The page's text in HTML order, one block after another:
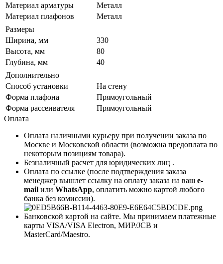
Материал арматуры
Металл
Материал плафонов
Металл
Размеры
Ширина, мм
330
Высота, мм
80
Глубина, мм
40
Дополнительно
Способ установки
На стену
Форма плафона
Прямоугольный
Форма рассеивателя
Прямоугольный
Оплата
Оплата наличными курьеру при получении заказа по
Москве и Московской области (возможна предоплата по
некоторым позициям товара).
Безналичный расчет для юридических лиц .
Оплата по ссылке (после подтверждения заказа
менеджер вышлет ссылку на оплату заказа на ваш e-
mail или WhatsApp, оплатить можно картой любого
банка без комиссии).
Банковской картой на сайте. Мы принимаем платежные
карты VISA/VISA Electron, МИР/JCB и
MasterCard/Maestro.